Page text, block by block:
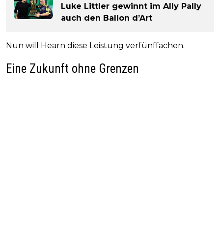
Luke Littler gewinnt im Ally Pally
auch den Ballon d’Art
Nun will Hearn diese Leistung verfünffachen.
Eine Zukunft ohne Grenzen